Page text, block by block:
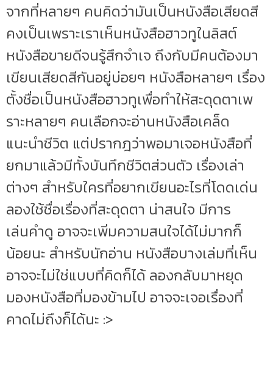
จากที่หลายๆ คนคิดว่ามันเป็นหนังสือเสียดสี
คงเป็นเพราะเราเห็นหนังสือฮาวทูในลิสต์
หนังสือขายดีจนรู้สึกจำเจ ถึงกับมีคนต้องมา
เขียนเสียดสีกันอยู่บ่อยๆ หนังสือหลายๆ เรื่อง
ตั้งชื่อเป็นหนังสือฮาวทูเพื่อทำให้สะดุดตาเพ
ราะหลายๆ คนเลือกจะอ่านหนังสือเคล็ด
แนะนำชีวิต แต่ปรากฎว่าพอมาเจอหนังสือที่
ยกมาแล้วมีทั้งบันทึกชีวิตส่วนตัว เรื่องเล่า
ต่างๆ สำหรับใครที่อยากเขียนอะไรที่โดดเด่น
ลองใช้ชื่อเรื่องที่สะดุดตา น่าสนใจ มีการ
เล่นคำดู อาจจะเพิ่มความสนใจได้ไม่มากก็
น้อยนะ สำหรับนักอ่าน หนังสือบางเล่มที่เห็น
อาจจะไม่ใช่แบบที่คิดก็ได้ ลองกลับมาหยุด
มองหนังสือที่มองข้ามไป อาจจะเจอเรื่องที่
คาดไม่ถึงก็ได้นะ :>